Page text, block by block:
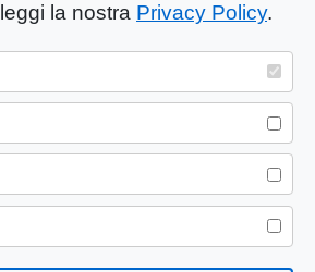
la nostra Privacy Policy.
è una testata
di Mastino S.R.L.
Trib. Santa Maria
n° 900 del 31/01/2025 |
– VIA LORENZO MARIA